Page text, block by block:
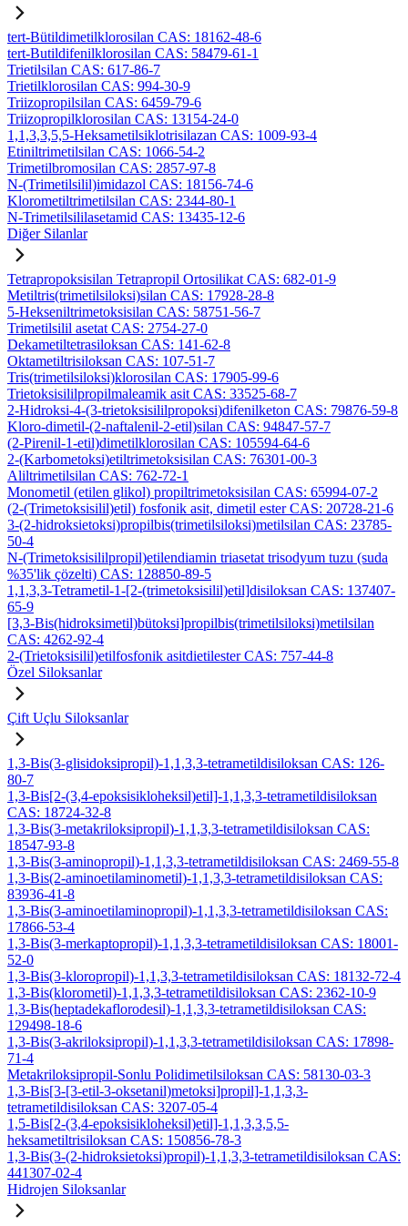
tert-Bütildimetilklorosilan CAS: 18162-48-6
tert-Butildifenilklorosilan CAS: 58479-61-1
Trietilsilan CAS: 617-86-7
Trietilklorosilan CAS: 994-30-9
Triizopropilsilan CAS: 6459-79-6
Triizopropilklorosilan CAS: 13154-24-0
1,1,3,3,5,5-Heksametilsiklotrisilazan CAS: 1009-93-4
Etiniltrimetilsilan CAS: 1066-54-2
Trimetilbromosilan CAS: 2857-97-8
N-(Trimetilsilil)imidazol CAS: 18156-74-6
Klorometiltrimetilsilan CAS: 2344-80-1
N-Trimetilsililasetamid CAS: 13435-12-6
Diğer Silanlar
Tetrapropoksisilan Tetrapropil Ortosilikat CAS: 682-01-9
Metiltris(trimetilsiloksi)silan CAS: 17928-28-8
5-Hekseniltrimetoksisilan CAS: 58751-56-7
Trimetilsilil asetat CAS: 2754-27-0
Dekametiltetrasiloksan CAS: 141-62-8
Oktametiltrisiloksan CAS: 107-51-7
Tris(trimetilsiloksi)klorosilan CAS: 17905-99-6
Trietoksisililpropilmaleamik asit CAS: 33525-68-7
2-Hidroksi-4-(3-trietoksisililpropoksi)difenilketon CAS: 79876-59-8
Kloro-dimetil-(2-naftalenil-2-etil)silan CAS: 94847-57-7
(2-Pirenil-1-etil)dimetilklorosilan CAS: 105594-64-6
2-(Karbometoksi)etiltrimetoksisilan CAS: 76301-00-3
Aliltrimetilsilan CAS: 762-72-1
Monometil (etilen glikol) propiltrimetoksisilan CAS: 65994-07-2
(2-(Trimetoksisilil)etil) fosfonik asit, dimetil ester CAS: 20728-21-6
3-(2-hidroksietoksi)propilbis(trimetilsiloksi)metilsilan CAS: 23785-
50-4
N-(Trimetoksisililpropil)etilendiamin triasetat trisodyum tuzu (suda
%35'lik çözelti) CAS: 128850-89-5
1,1,3,3-Tetrametil-1-[2-(trimetoksisilil)etil]disiloksan CAS: 137407-
65-9
[3,3-Bis(hidroksimetil)bütoksi]propilbis(trimetilsiloksi)metilsilan
CAS: 4262-92-4
2-(Trietoksisilil)etilfosfonik asitdietilester CAS: 757-44-8
Özel Siloksanlar
Çift Uçlu Siloksanlar
1,3-Bis(3-glisidoksipropil)-1,1,3,3-tetrametildisiloksan CAS: 126-
80-7
1,3-Bis[2-(3,4-epoksisikloheksil)etil]-1,1,3,3-tetrametildisiloksan
CAS: 18724-32-8
1,3-Bis(3-metakriloksipropil)-1,1,3,3-tetrametildisiloksan CAS:
18547-93-8
1,3-Bis(3-aminopropil)-1,1,3,3-tetrametildisiloksan CAS: 2469-55-8
1,3-Bis(2-aminoetilaminometil)-1,1,3,3-tetrametildisiloksan CAS:
83936-41-8
1,3-Bis(3-aminoetilaminopropil)-1,1,3,3-tetrametildisiloksan CAS:
17866-53-4
1,3-Bis(3-merkaptopropil)-1,1,3,3-tetrametildisiloksan CAS: 18001-
52-0
1,3-Bis(3-kloropropil)-1,1,3,3-tetrametildisiloksan CAS: 18132-72-4
1,3-Bis(klorometil)-1,1,3,3-tetrametildisiloksan CAS: 2362-10-9
1,3-Bis(heptadekaflorodesil)-1,1,3,3-tetrametildisiloksan CAS:
129498-18-6
1,3-Bis(3-akriloksipropil)-1,1,3,3-tetrametildisiloksan CAS: 17898-
71-4
Metakriloksipropil-Sonlu Polidimetilsiloksan CAS: 58130-03-3
1,3-Bis[3-[3-etil-3-oksetanil)metoksi]propil]-1,1,3,3-
tetrametildisiloksan CAS: 3207-05-4
1,5-Bis[2-(3,4-epoksisikloheksil)etil]-1,1,3,3,5,5-
heksametiltrisiloksan CAS: 150856-78-3
1,3-Bis(3-(2-hidroksietoksi)propil)-1,1,3,3-tetrametildisiloksan CAS:
441307-02-4
Hidrojen Siloksanlar